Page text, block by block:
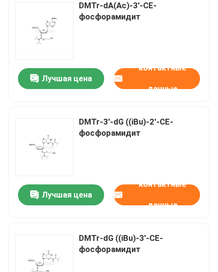
Продукты
О нас
Проверка качества
Новости
Фосфорамидиты
DMTr-dA(Ac)-3'-CE-
фосфорамидит
Лучшая цена
контактные
данные
DMTr-3'-dG ((iBu)-2'-CE-
фосфорамидит
Лучшая цена
контактные
данные
DMTr-dG ((iBu)-3'-CE-
фосфорамидит